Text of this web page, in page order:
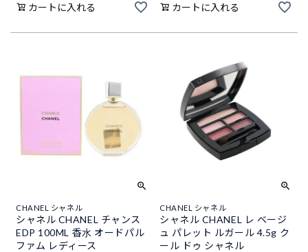
カートに入れる カートに入れる
CHANEL シャネル
シャネル CHANEL チャンス
EDP 100ML 香水 オードパル
ファム レディース
CHANEL シャネル
シャネル CHANEL レ ベージ
ュ パレット ルガール 4.5g ク
ール ドゥ シャネル